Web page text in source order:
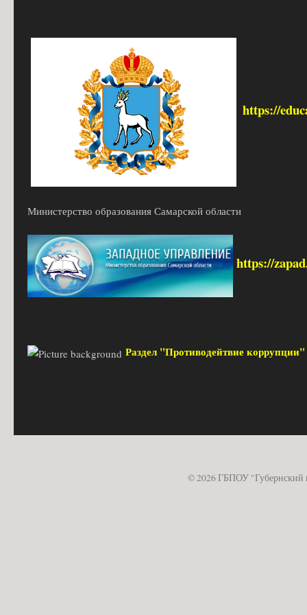
https://
Министерство образования Самарской области
https://
Раздел "Противодейтвие
© 2026 ГБПОУ "Губернский